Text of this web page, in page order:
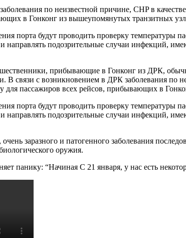
по неизвестной причине, CHP в
в Гонконг из вышеупомянутых транзитных
порта будут проводить проверку температуры
направлять подозрительные случаи инфекций,
прибывающие в Гонконг из ДРК,
связи с возникновением в ДРК заболевания по
для пассажиров всех рейсов, прибывающих в
порта будут проводить проверку температуры
направлять подозрительные случаи инфекций,
заразного и патогенного заболевания
оружия.
панику: “Начиная С 21 января, у нас есть